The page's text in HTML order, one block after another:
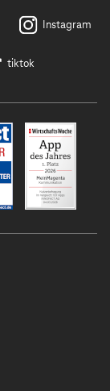
Instagram
tiktok